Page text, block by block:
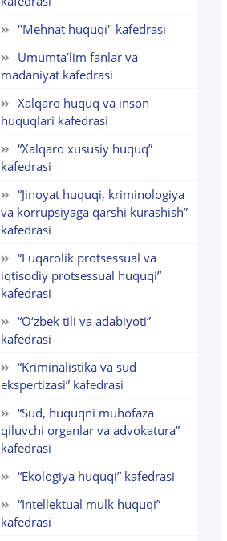
"Mehnat huquqi" kafedrasi
Umumta’lim fanlar va
madaniyat kafedrasi
Xalqaro huquq va inson
huquqlari kafedrasi
“Xalqaro xususiy huquq”
kafedrasi
“Jinoyat huquqi, kriminologiya
va korrupsiyaga qarshi kurashish”
kafedrasi
“Fuqarolik protsessual va
iqtisodiy protsessual huquqi”
kafedrasi
“O‘zbek tili va adabiyoti”
kafedrasi
“Kriminalistika va sud
ekspertizasi” kafedrasi
“Sud, huquqni muhofaza
qiluvchi organlar va advokatura”
kafedrasi
“Ekologiya huquqi” kafedrasi
“Intellektual mulk huquqi”
kafedrasi